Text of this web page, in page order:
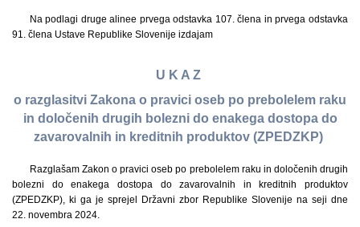
Na podlagi druge alinee prvega odstavka 107. člena in prvega odstavka
91. člena Ustave Republike Slovenije izdajam
U K A Z
o razglasitvi Zakona o pravici oseb po prebolelem raku
in določenih drugih bolezni do enakega dostopa do
zavarovalnih in kreditnih produktov (ZPEDZKP)
Razglašam Zakon o pravici oseb po prebolelem raku in določenih drugih
bolezni do enakega dostopa do zavarovalnih in kreditnih produktov
(ZPEDZKP), ki ga je sprejel Državni zbor Republike Slovenije na seji dne
22. novembra 2024.